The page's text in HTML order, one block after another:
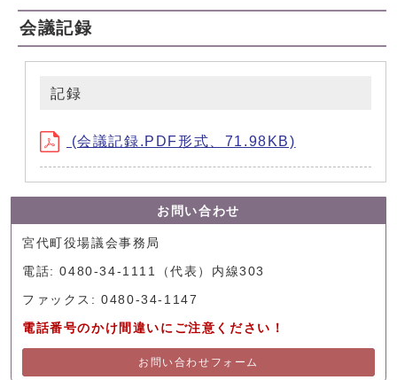
会議記録
記録
(会議記録.PDF形式、71.98KB)
お問い合わせ
宮代町役場議会事務局
電話: 0480-34-1111（代表）内線303
ファックス: 0480-34-1147
電話番号のかけ間違いにご注意ください！
お問い合わせフォーム